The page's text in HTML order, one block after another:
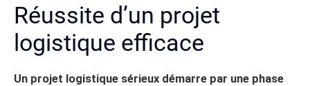
Réussite d’un projet
logistique efficace
Un projet logistique sérieux démarre par une phase